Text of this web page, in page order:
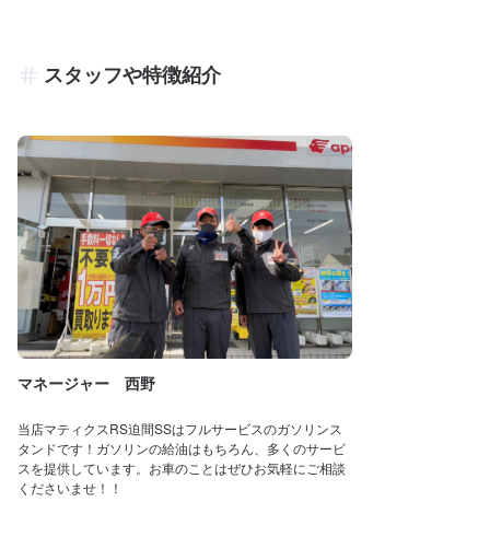
スタッフや特徴紹介
マネージャー 西野
当店マティクスRS迫間SSはフルサービスのガソリンス
タンドです！ガソリンの給油はもちろん、多くのサービ
スを提供しています。お車のことはぜひお気軽にご相談
くださいませ！！